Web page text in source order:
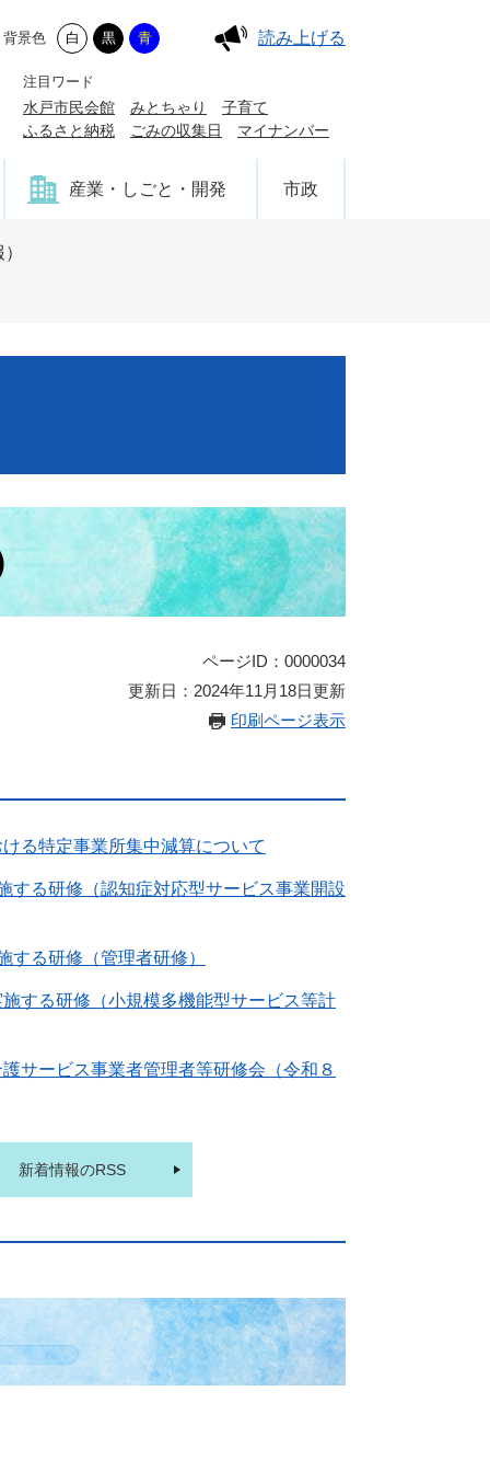
背景色 白 黒 青 読み上げる
注目ワード
水戸市民会館 みとちゃり
子育て
ふるさと納税
ごみの収集日 マイナンバー
産業・しごと・開発 市政
ページID：0000034
更新日：2024年11月18日更新
印刷ページ表示
る特定事業所集中減算について
る研修（認知症対応型サービス事業開設
る研修（管理者研修）
する研修（小規模多機能型サービス等計
サービス事業者管理者等研修会（令和８
新着情報のRSS